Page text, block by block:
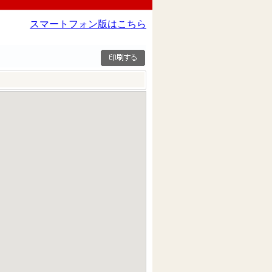
スマートフォン版はこちら